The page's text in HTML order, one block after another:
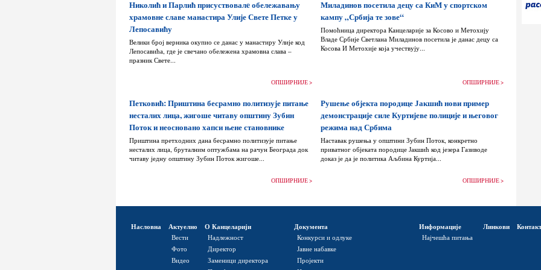
Николић и Парлић присуствовалe обележавању
храмовне славе манастира Улије Свете Петке у
Лепосавићу
Велики број верника окупио се данас у манастиру Улије код
Лепосавића, где је свечано обележена храмовна слава –
празник Свете...
ОПШИРНИЈЕ >
Миладинов посетила децу са КиМ у спортском
кампу „Србија те зове“
Помоћница директора Канцеларије за Косово и Метохију
Владе Србије Светлана Миладинов посетила је данас децу са
Косова И Метохије која учествују...
ОПШИРНИЈЕ >
Петковић: Приштина бесрамно политизује питање
несталих лица, жигоше читаву општину Зубин
Поток и неосновано хапси њене становнике
Приштина претходних дана бесрамно политизује питање
несталих лица, бруталним оптужбама на рачун Београда док
читаву једну општину Зубин Поток жигоше...
ОПШИРНИЈЕ >
Рушење објекта породице Јакшић нови пример
демонстрације силе Куртијеве полиције и његовог
режима над Србима
Наставак рушења у општини Зубин Поток, конкретно
приватног објеката породице Јакшић код језера Газиводе
доказ је да је политика Аљбина Куртија...
ОПШИРНИЈЕ >
Насловна Актуелно
Вести
Фото
Видео
О Канцеларији
Надлежност
Директор
Заменици директора
Документа
Конкурси и одлуке
Јавне набавке
Пројекти
Информације
Најчешћа питања
Линкови